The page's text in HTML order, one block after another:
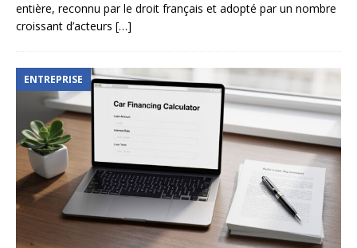
entière, reconnu par le droit français et adopté par un nombre
croissant d’acteurs […]
ENTREPRISE